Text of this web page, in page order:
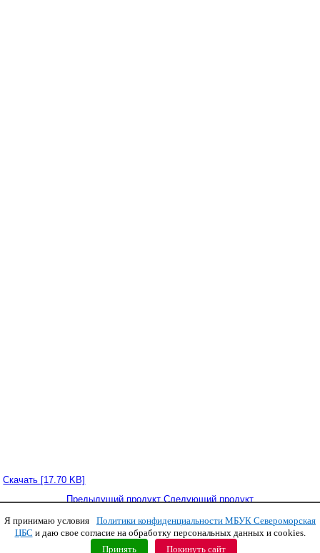
Скачать [17.70 KB]
Предыдущий продукт Следующий продукт
Copyright © 2011 МБУК СЦБС
Я принимаю условия
Политики конфиденциальности МБУК Североморская
ЦБС и даю свое согласие на обработку персональных данных и cookies.
Принять
Покинуть сайт